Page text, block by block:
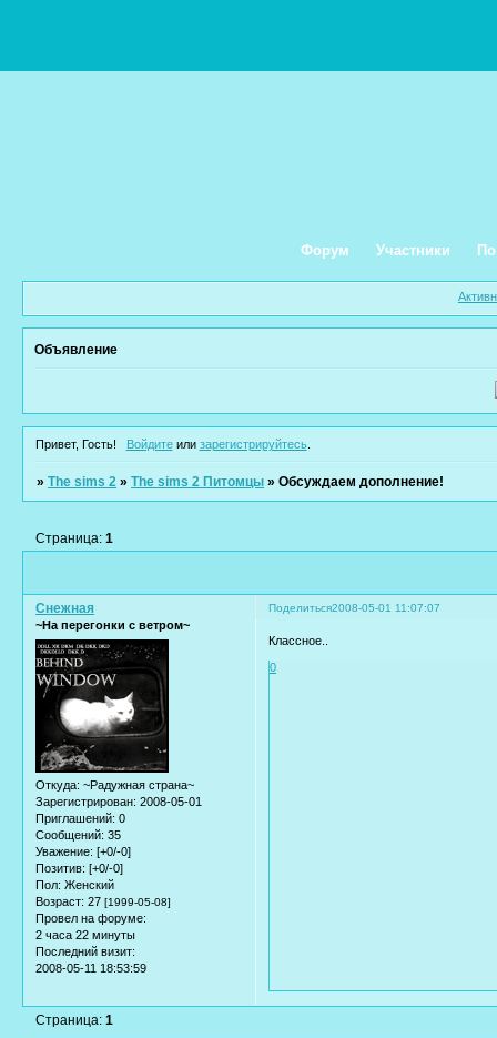
Форум Участники
Объявление
Привет, Гость! Войдитеили зарегистрируйтесь.
»The sims 2 »The sims 2 Питомцы »Обсуждаем дополнение!
Страница:1
Поделиться2008-05-01 11:07:07
Снежная
~На перегонки c ветром~
Откуда: ~Радужная страна~
Зарегистрирован: 2008-05-01
Приглашений: 0
Сообщений: 35
Уважение: [+0/-0]
Позитив: [+0/-0]
Пол: Женский
Возраст: 27 [1999-05-08]
Провел на форуме:
2 часа 22 минуты
Последний визит:
2008-05-11 18:53:59
Классное..
0
Страница:1